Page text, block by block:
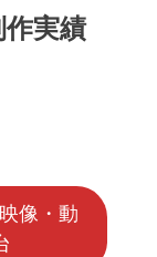
実績
像・動